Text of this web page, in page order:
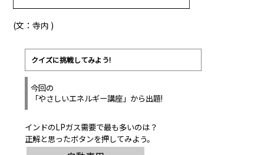
(文：寺内 )
クイズに挑戦してみよう!
今回の
「やさしいエネルギー講座」から出題!
インドのLPガス需要で最も多いのは？
正解と思ったボタンを押してみよう。